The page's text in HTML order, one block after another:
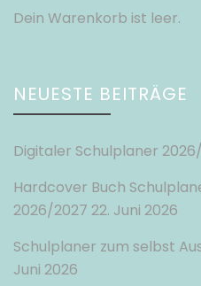
Dein Warenkorb ist leer.
NEUESTE BEITRÄGE
Digitaler Schulplaner
Hardcover Buch
2026/2027 22. Juni 2026
Schulplaner zum selbst
Juni 2026